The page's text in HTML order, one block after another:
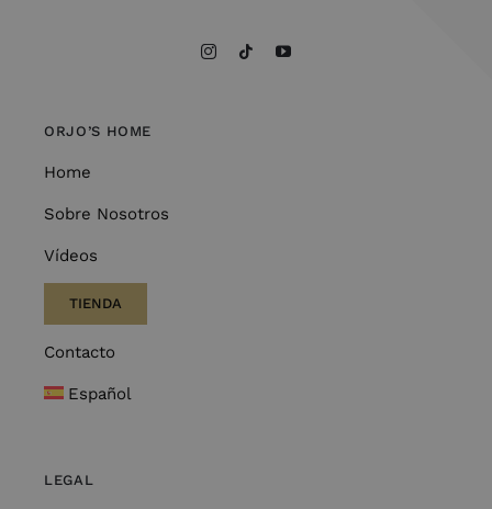
ORJO’S HOME
Home
Sobre Nosotros
Vídeos
TIENDA
Contacto
Español
LEGAL